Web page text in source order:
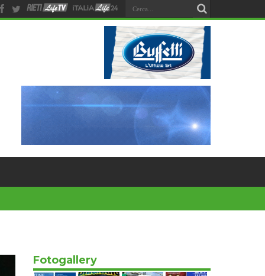
Fotogallery